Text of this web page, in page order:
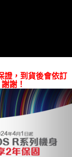
本公司將視審查結果
現惡意使用之情形，
採取法律行動。
證，到貨後會依訂
謝！